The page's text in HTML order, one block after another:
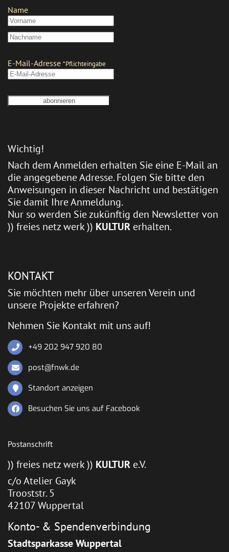
Wichtig!
Nach dem Anmelden erhalten Sie eine E-Mail an
die angegebene Adresse. Folgen Sie bitte den
Anweisungen in dieser Nachricht und bestätigen
Sie damit Ihre Anmeldung.
Nur so werden Sie zukünftig den Newsletter von
)) freies netz werk )) KULTUR erhalten.
KONTAKT
Sie möchten mehr über unseren Verein und
unsere Projekte erfahren?
Nehmen Sie Kontakt mit uns auf!
+49 202 947 920 80
post@fnwk.de
Standort anzeigen
Besuchen Sie uns auf Facebook
Postanschrift
)) freies netz werk )) KULTUR e.V.
c/o Atelier Gayk
Trooststr. 5
42107 Wuppertal
Konto- & Spendenverbindung
Stadtsparkasse Wuppertal